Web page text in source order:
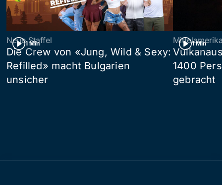
1 Min
Neue Staffel
Die Crew von «Jung, Wild & Sexy:
Refilled» macht Bulgarien
unsicher
1 Min
1400
gebracht